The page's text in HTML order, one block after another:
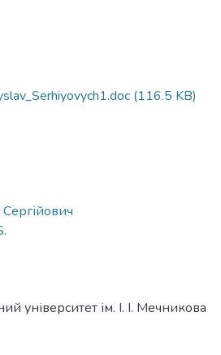
(116.5 KB)
університет ім. І. І. Мечникова